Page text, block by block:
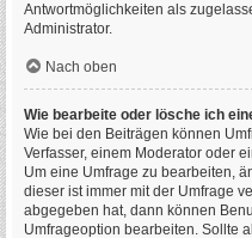
Antwortmöglichkeiten als
Administrator.
Nach oben
Wie bearbeite oder lösche ich
Wie bei den Beiträgen können
Verfasser, einem Moderator oder
Um eine Umfrage zu bearbeiten,
dieser ist immer mit der Umfrage
abgegeben hat, dann können
Umfrageoption bearbeiten. Sollte